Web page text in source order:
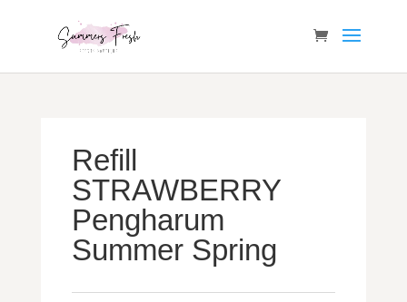
Refill
STRAWBERRY
Pengharum
Summer Spring